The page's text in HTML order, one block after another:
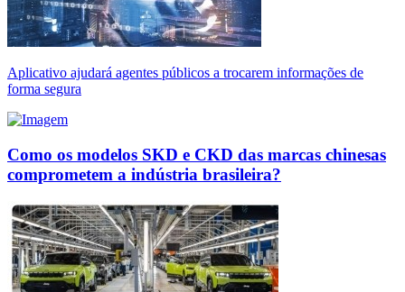
Aplicativo ajudará agentes públicos a trocarem informações de
forma segura
Como os modelos SKD e CKD das marcas chinesas
comprometem a indústria brasileira?